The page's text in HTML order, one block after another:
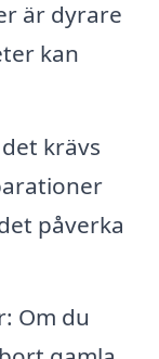
är dyrare
kan
krävs
påverka
Om du